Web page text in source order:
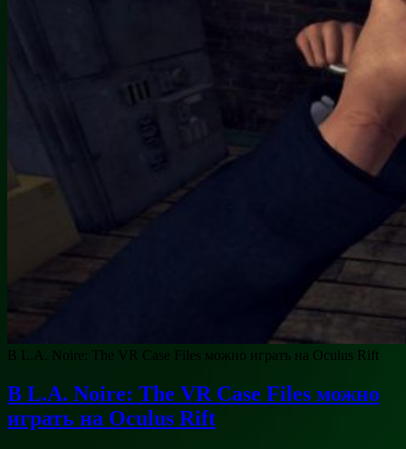
В L.A. Noire: The VR Case Files можно играть на Oculus Rift
В L.A. Noire: The VR Case Files можно
играть на Oculus Rift